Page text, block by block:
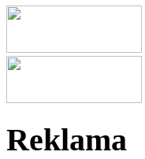
Reklama